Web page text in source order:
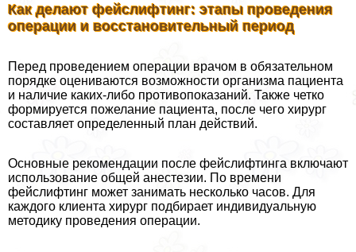
Как делают фейслифтинг: этапы проведения
операции и восстановительный период
Перед проведением операции врачом в обязательном
порядке оцениваются возможности организма пациента
и наличие каких-либо противопоказаний. Также четко
формируется пожелание пациента, после чего хирург
составляет определенный план действий.
Основные рекомендации после фейслифтинга включают
использование общей анестезии. По времени
фейслифтинг может занимать несколько часов. Для
каждого клиента хирург подбирает индивидуальную
методику проведения операции.